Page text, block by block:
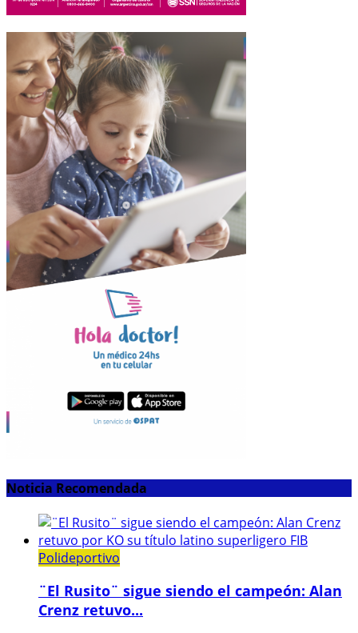
Noticia Recomendada
Polideportivo
¨El Rusito¨ sigue siendo el campeón: Alan
Crenz retuvo...